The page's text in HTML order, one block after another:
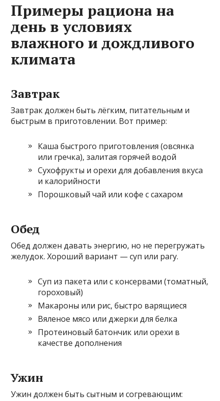
Примеры рациона на
день в условиях
влажного и дождливого
климата
Завтрак
Завтрак должен быть лёгким, питательным и
быстрым в приготовлении. Вот пример:
Каша быстрого приготовления (овсянка
или гречка), залитая горячей водой
Сухофрукты и орехи для добавления вкуса
и калорийности
Порошковый чай или кофе с сахаром
Обед
Обед должен давать энергию, но не перегружать
желудок. Хороший вариант — суп или рагу.
Суп из пакета или с консервами (томатный,
гороховый)
Макароны или рис, быстро варящиеся
Вяленое мясо или джерки для белка
Протеиновый батончик или орехи в
качестве дополнения
Ужин
Ужин должен быть сытным и согревающим: